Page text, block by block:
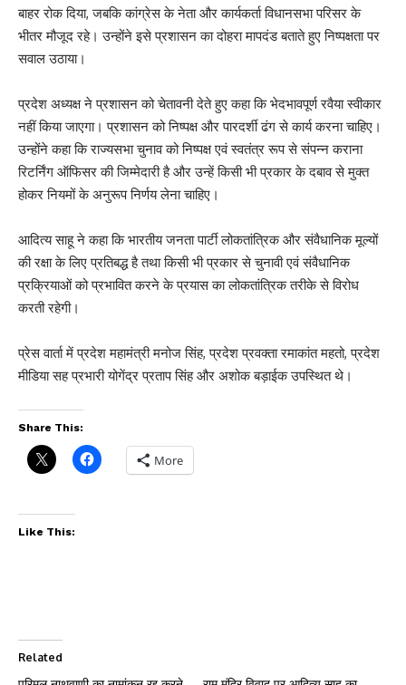
बाहर रोक दिया, जबकि कांग्रेस के नेता और कार्यकर्ता विधानसभा परिसर के
भीतर मौजूद रहे। उन्होंने इसे प्रशासन का दोहरा मापदंड बताते हुए निष्पक्षता पर
सवाल उठाया।
प्रदेश अध्यक्ष ने प्रशासन को चेतावनी देते हुए कहा कि भेदभावपूर्ण रवैया स्वीकार
नहीं किया जाएगा। प्रशासन को निष्पक्ष और पारदर्शी ढंग से कार्य करना चाहिए।
उन्होंने कहा कि राज्यसभा चुनाव को निष्पक्ष एवं स्वतंत्र रूप से संपन्न कराना
रिटर्निंग ऑफिसर की जिम्मेदारी है और उन्हें किसी भी प्रकार के दबाव से मुक्त
होकर नियमों के अनुरूप निर्णय लेना चाहिए।
आदित्य साहू ने कहा कि भारतीय जनता पार्टी लोकतांत्रिक और संवैधानिक मूल्यों
की रक्षा के लिए प्रतिबद्ध है तथा किसी भी प्रकार से चुनावी एवं संवैधानिक
प्रक्रियाओं को प्रभावित करने के प्रयास का लोकतांत्रिक तरीके से विरोध
करती रहेगी।
प्रेस वार्ता में प्रदेश महामंत्री मनोज सिंह, प्रदेश प्रवक्ता रमाकांत महतो, प्रदेश
मीडिया सह प्रभारी योगेंद्र प्रताप सिंह और अशोक बड़ाईक उपस्थित थे।
Share This:
More
Like This:
Related